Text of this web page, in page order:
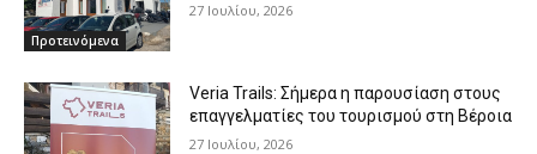
Προτεινόμενα
27 Ιουλίου, 2026
Veria Trails: Σήμερα η παρουσίαση στους
επαγγελματίες του τουρισμού στη Βέροια
27 Ιουλίου, 2026